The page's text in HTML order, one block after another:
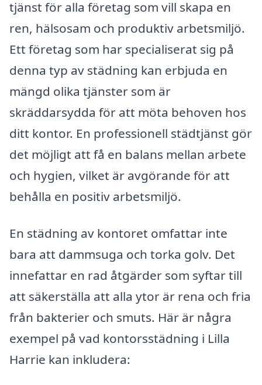
tjänst för alla företag som vill skapa en
ren, hälsosam och produktiv arbetsmiljö.
Ett företag som har specialiserat sig på
denna typ av städning kan erbjuda en
mängd olika tjänster som är
skräddarsydda för att möta behoven hos
ditt kontor. En professionell städtjänst gör
det möjligt att få en balans mellan arbete
och hygien, vilket är avgörande för att
behålla en positiv arbetsmiljö.
En städning av kontoret omfattar inte
bara att dammsuga och torka golv. Det
innefattar en rad åtgärder som syftar till
att säkerställa att alla ytor är rena och fria
från bakterier och smuts. Här är några
exempel på vad kontorsstädning i Lilla
Harrie kan inkludera: